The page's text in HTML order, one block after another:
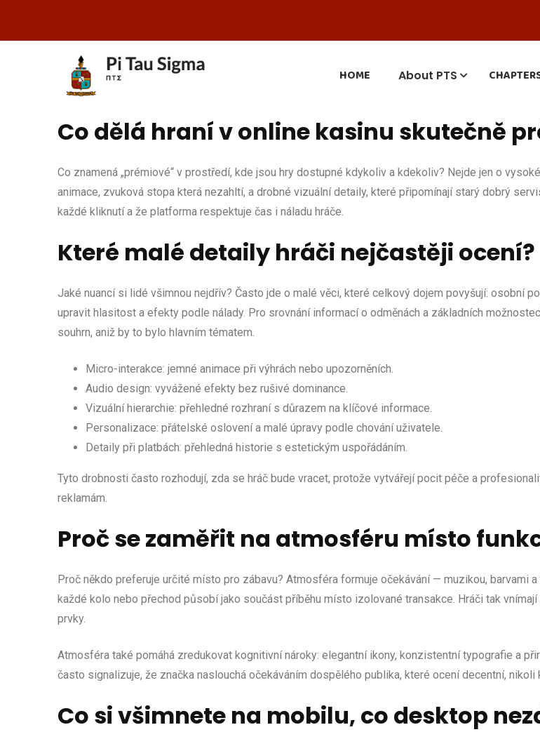
HOME About PTS
Co dělá hraní v online kasinu skutečně
Co znamená „prémiové“ v prostředí, kde jsou hry dostupné kdykoliv a kdekoliv? Nejde jen o
animace, zvuková stopa která nezahltí, a drobné vizuální detaily, které připomínají starý dobrý
každé kliknutí a že platforma respektuje čas i náladu hráče.
Které malé detaily hráči nejčastěji ocení?
Jaké nuancí si lidé všimnou nejdřív? Často jde o malé věci, které celkový dojem povyšují: osobní
upravit hlasitost a efekty podle nálady. Pro srovnání informací o odměnách a základních
souhrn, aniž by to bylo hlavním tématem.
Micro-interakce: jemné animace při výhrách nebo upozorněních.
Audio design: vyvážené efekty bez rušivé dominance.
Vizuální hierarchie: přehledné rozhraní s důrazem na klíčové informace.
Personalizace: přátelské oslovení a malé úpravy podle chování uživatele.
Detaily při platbách: přehledná historie s estetickým uspořádáním.
Tyto drobnosti často rozhodují, zda se hráč bude vracet, protože vytvářejí pocit péče a
reklamám.
Proč se zaměřit na atmosféru místo
Proč někdo preferuje určité místo pro zábavu? Atmosféra formuje očekávání — muzikou, barvami
každé kolo nebo přechod působí jako součást příběhu místo izolované transakce. Hráči tak
prvky.
Atmosféra také pomáhá zredukovat kognitivní nároky: elegantní ikony, konzistentní typografie a
často signalizuje, že značka naslouchá očekáváním dospělého publika, které ocení decentní, nikoli
Co si všimnete na mobilu, co desktop